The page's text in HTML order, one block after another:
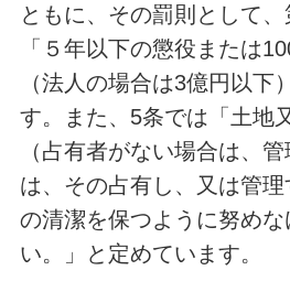
ともに、その罰則として
「５年以下の懲役または
（法人の場合は3億円以下
す。また、5条では「土地
（占有者がない場合は、管
は、その占有し、又は管
の清潔を保つように努め
い。」と定めています。